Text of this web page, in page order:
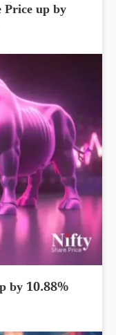
Price up by
by 10.88%